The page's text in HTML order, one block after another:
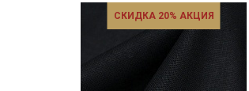
СКИДКА 20% АКЦИЯ